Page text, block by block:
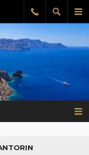
le
Afficher
la
Rappel
gratuit